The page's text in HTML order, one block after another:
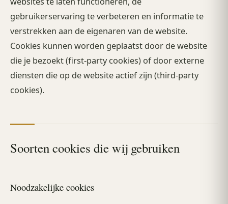
gebruikerservaring te verbeteren en informatie te
verstrekken aan de eigenaren van de website.
Cookies kunnen worden geplaatst door de website
die je bezoekt (first-party cookies) of door externe
diensten die op de website actief zijn (third-party
cookies).
Soorten cookies die wij gebruiken
Noodzakelijke cookies